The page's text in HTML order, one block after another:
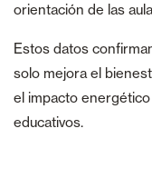
orientación de las
Estos datos
solo mejora el
el impacto
educativos.